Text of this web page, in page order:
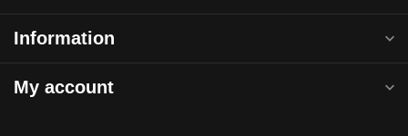
Information
My account